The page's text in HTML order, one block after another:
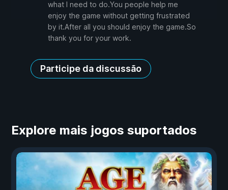
what I need to do.You people help me
enjoy the game without getting frustrated
by it.After all you should enjoy the game.So
thank you for your work.
Participe da discussão
Explore mais jogos suportados